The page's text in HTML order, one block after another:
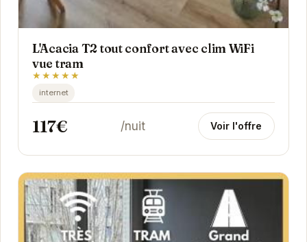
L'Acacia T2 tout confort avec clim WiFi
vue tram
★★★★★
internet
117€ /nuit Voir l'offre